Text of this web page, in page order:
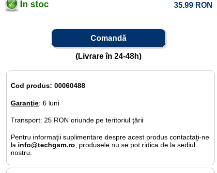
35.99 RON
Comandă
(Livrare în 24-48h)
Cod produs: 00060488
Garanţie: 6 luni
Transport: 25 RON oriunde pe teritoriul ţării
Pentru informaţii suplimentare despre acest produs contactaţi-ne
la info@techgsm.ro; produsele nu se pot ridica de la sediul
nostru.